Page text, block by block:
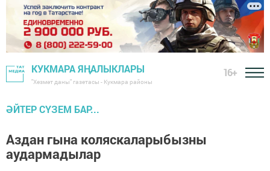
КУКМАРА ЯҢАЛЫКЛАРЫ
"Хезмәт даны" газетасы - Кукмара районы
16+
ӘЙТЕР СҮЗЕМ БАР...
Аздан гына коляскаларыбызны
аудармадылар